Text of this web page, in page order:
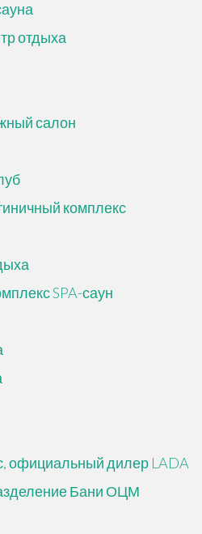
отдыха
салон
комплекс
SPA-саун
официальный дилер LADA
Бани ОЦМ